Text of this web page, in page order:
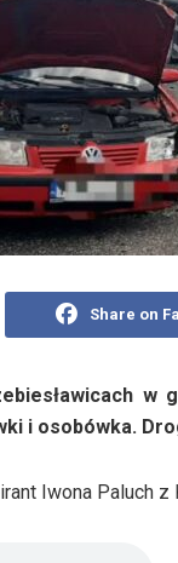
Share on
w
i osobówka.
Iwona Paluch